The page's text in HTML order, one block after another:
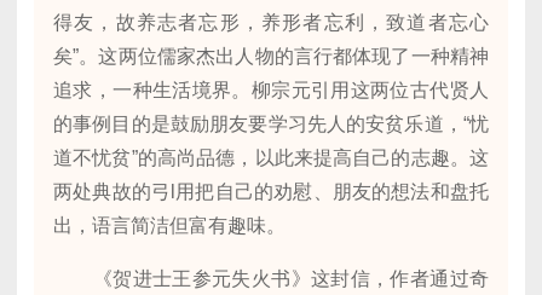
得友，故养志者忘形，养形者忘利，致道者忘心
矣”。这两位儒家杰出人物的言行都体现了一种精神
追求，一种生活境界。柳宗元引用这两位古代贤人
的事例目的是鼓励朋友要学习先人的安贫乐道，“忧
道不忧贫”的高尚品德，以此来提高自己的志趣。这
两处典故的弓l用把自己的劝慰、朋友的想法和盘托
出，语言简洁但富有趣味。
《贺进士王参元失火书》这封信，作者通过奇